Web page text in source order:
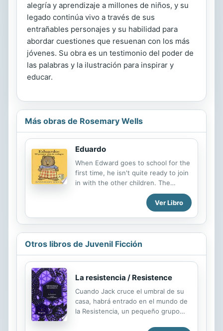
alegría y aprendizaje a millones de niños, y su
legado continúa vivo a través de sus
entrañables personajes y su habilidad para
abordar cuestiones que resuenan con los más
jóvenes. Su obra es un testimonio del poder de
las palabras y la ilustración para inspirar y
educar.
Más obras de Rosemary Wells
Eduardo
When Edward goes to school for the
first time, he isn't quite ready to join
in with the other children. The
author delights us once again with
her warmth and humor.
Ver Libro
Otros libros de Juvenil Ficción
La resistencia / Resistence
Cuando Jack cruce el umbral de su
casa, habrá entrado en el mundo de
la Resistencia, un pequeño grupo